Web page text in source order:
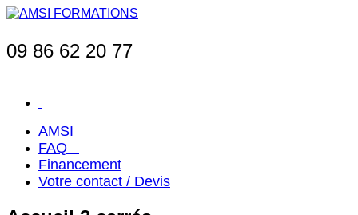
09 86 62 20 77
AMSI
FAQ
Financement
Votre contact / Devis